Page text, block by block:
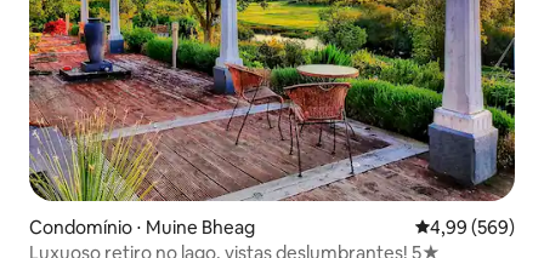
Condomínio ⋅ Muine Bheag 4,99 de uma
4,99 (569)
Luxuoso retiro no lago, vistas deslumbrantes! 5★